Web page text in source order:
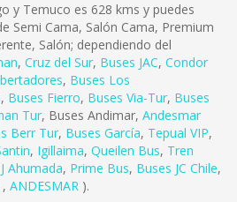
y Temuco es 628 kms y puedes
Semi Cama, Salón Cama, Premium
Salón; dependiendo del
, Cruz del Sur, Buses JAC, Condor
, Buses Los
, Buses Fierro, Buses Via-Tur, Buses
Tur, Buses Andimar, Andesmar
Berr Tur, Buses García, Tepual VIP,
, Igillaima, Queilen Bus, Tren
Ahumada, Prime Bus, Buses JC Chile,
, ANDESMAR ).